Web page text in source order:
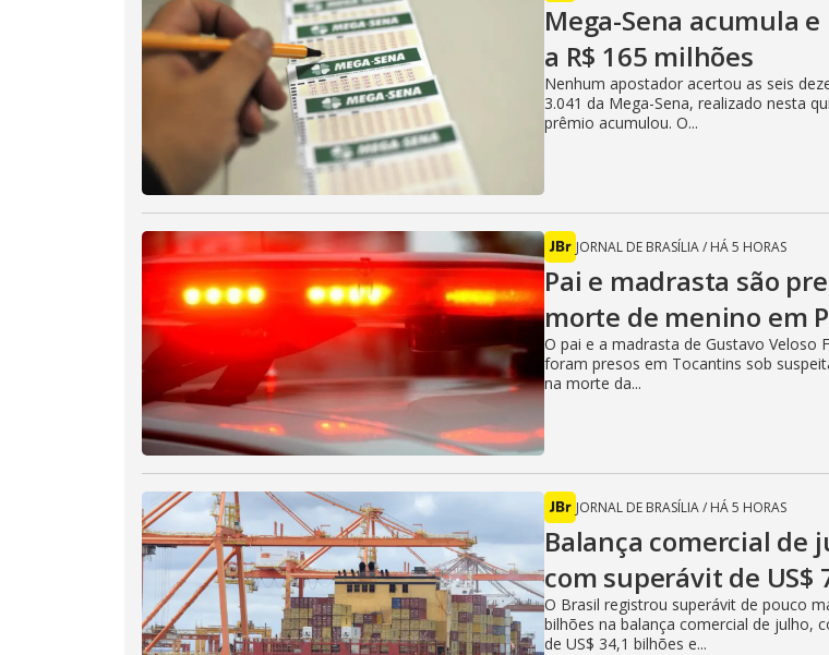
Mega-Sena acumula
a R$ 165 milhões
Nenhum apostador acertou as seis
3.041 da Mega-Sena, realizado nesta
prêmio acumulou. O...
JORNAL DE BRASÍLIA/ HÁ 5 HORAS
Pai e madrasta são
morte de menino em
O pai e a madrasta de Gustavo Veloso
foram presos em Tocantins sob
na morte da...
JORNAL DE BRASÍLIA/ HÁ 5 HORAS
Balança comercial de
com superávit de US$
O Brasil registrou superávit de pouco
bilhões na balança comercial de julho,
de US$ 34,1 bilhões e...